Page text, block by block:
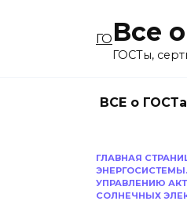
ГО Все
ГОСТы,
ВСЕ о
ГЛАВНАЯ
УПРАВЛЕНИЮ
СОЛНЕЧНЫХ